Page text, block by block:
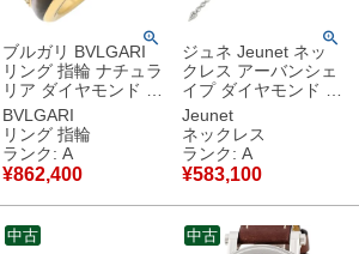
ブルガリ BVLGARI
リング 指輪 ナチュラ
リア ダイヤモンド ホ
ワイト×ブラック×イ
エローゴールド
Au750 18K パヴェ 色
石 白 黒 11号 【中
古】中古美品
BVLGARI
リング 指輪
ランク: A
¥862,400
ジュネ Jeunet ネッ
クレス アーバンシェ
イプ ダイヤモンド サ
ファイア ロングネッ
クレス ブルー×ホワ
イトゴールド ラリエ
ット 18K 750 WG
001-2903-003 【ケ
ース】 【中古】中古
美品
Jeunet
ネックレス
ランク: A
¥583,100
中古 中古